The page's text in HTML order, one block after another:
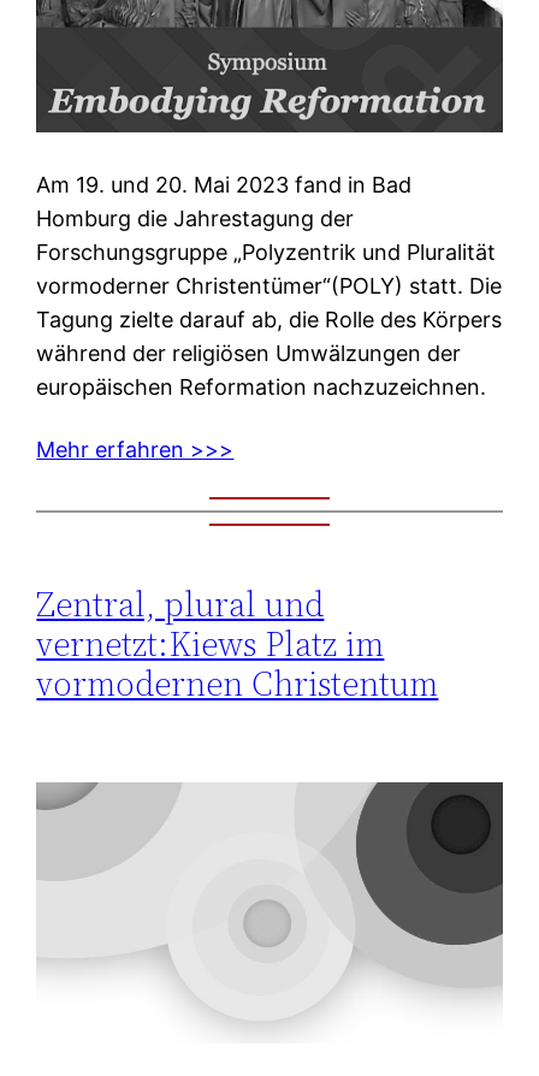
Am 19. und 20. Mai 2023 fand in Bad
Homburg die Jahrestagung der
Forschungsgruppe „Polyzentrik und Pluralität
vormoderner Christentümer“(POLY) statt. Die
Tagung zielte darauf ab, die Rolle des Körpers
während der religiösen Umwälzungen der
europäischen Reformation nachzuzeichnen.
Mehr erfahren >>>
Zentral, plural und
vernetzt:Kiews Platz im
vormodernen Christentum